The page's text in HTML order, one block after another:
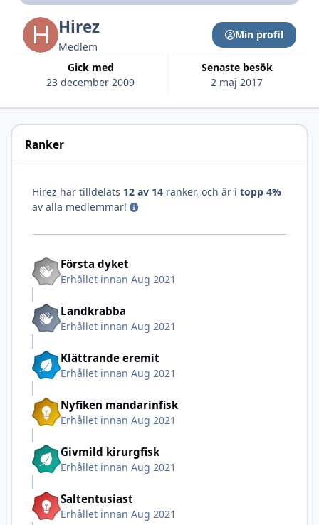
Hirez
Medlem
Gick med
23 december 2009
Senaste besök
2 maj 2017
Min profil
Ranker
Hirez har tilldelats 12 av 14 ranker, och är i topp 4%
av alla medlemmar!
Första dyket
Erhållet innan Aug 2021
Landkrabba
Erhållet innan Aug 2021
Klättrande eremit
Erhållet innan Aug 2021
Nyfiken mandarinfisk
Erhållet innan Aug 2021
Givmild kirurgfisk
Erhållet innan Aug 2021
Saltentusiast
Erhållet innan Aug 2021